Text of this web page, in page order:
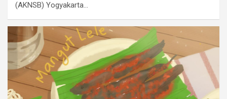
(AKNSB) Yogyakarta…